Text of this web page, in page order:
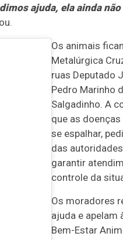
ajuda, ela ainda
Os animais
Metalúrgica
ruas Deputado
Pedro Marinho
Salgadinho. A
que as
se espalhar,
das
garantir
controle da
Os moradores
ajuda e apelam
Bem-Estar